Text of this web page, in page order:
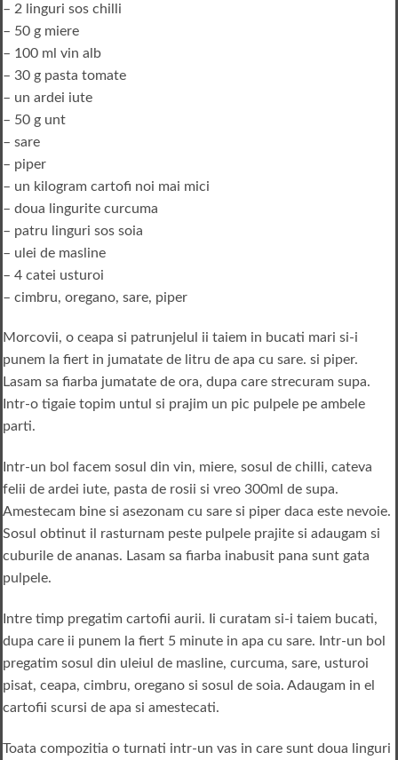
– 2 linguri sos chilli
– 50 g miere
– 100 ml vin alb
– 30 g pasta tomate
– un ardei iute
– 50 g unt
– sare
– piper
– un kilogram cartofi noi mai mici
– doua lingurite curcuma
– patru linguri sos soia
– ulei de masline
– 4 catei usturoi
– cimbru, oregano, sare, piper
Morcovii, o ceapa si patrunjelul ii taiem in bucati mari si-i
punem la fiert in jumatate de litru de apa cu sare. si piper.
Lasam sa fiarba jumatate de ora, dupa care strecuram supa.
Intr-o tigaie topim untul si prajim un pic pulpele pe ambele
parti.
Intr-un bol facem sosul din vin, miere, sosul de chilli, cateva
felii de ardei iute, pasta de rosii si vreo 300ml de supa.
Amestecam bine si asezonam cu sare si piper daca este nevoie.
Sosul obtinut il rasturnam peste pulpele prajite si adaugam si
cuburile de ananas. Lasam sa fiarba inabusit pana sunt gata
pulpele.
Intre timp pregatim cartofii aurii. Ii curatam si-i taiem bucati,
dupa care ii punem la fiert 5 minute in apa cu sare. Intr-un bol
pregatim sosul din uleiul de masline, curcuma, sare, usturoi
pisat, ceapa, cimbru, oregano si sosul de soia. Adaugam in el
cartofii scursi de apa si amestecati.
Toata compozitia o turnati intr-un vas in care sunt doua linguri